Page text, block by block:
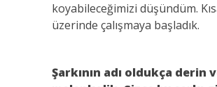
koyabileceğimizi düşündüm.
üzerinde çalışmaya başladık.
Şarkının adı oldukça derin